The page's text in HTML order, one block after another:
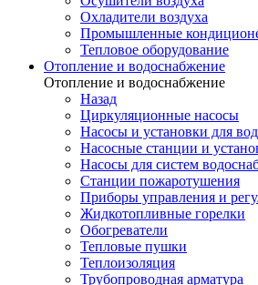
Охладители воздуха
Промышленные
Тепловое оборудование
Отопление и водоснабжение
Отопление и водоснабжение
Назад
Циркуляционные насосы
Насосы и установки для
Насосные станции и
Насосы для систем
Станции пожаротушения
Приборы управления и
Жидкотопливные горелки
Обогреватели
Тепловые пушки
Теплоизоляция
Трубопроводная арматура